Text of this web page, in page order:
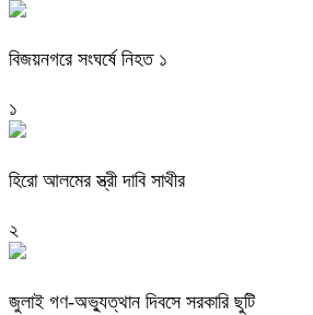
বিজয়নগরে সংঘর্ষে নিহত ১
১
হিরো আলমের স্ত্রী দাবি সাথীর
২
জুলাই গণ-অভ্যুত্থান দিবসে সরকারি ছুটি